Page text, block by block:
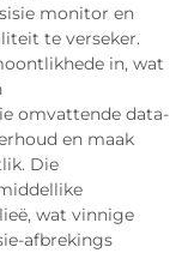
monitor en
te verseker.
in, wat
omvattende data-
en maak
Die
wat vinnige
afbrekings